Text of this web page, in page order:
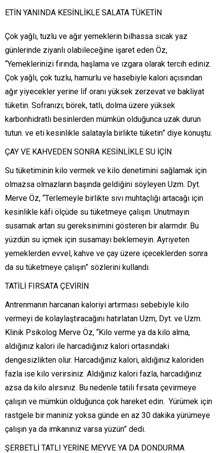
ETİN YANINDA KESİNLİKLE SALATA TÜKETİN
Çok yağlı, tuzlu ve ağır yemeklerin bilhassa sıcak yaz
günlerinde ziyanlı olabileceğine işaret eden Öz,
“Yemeklerinizi fırında, haşlama ve ızgara olarak tercih ediniz.
Çok yağlı, çok tuzlu, hamurlu ve hasebiyle kalori açısından
ağır yiyecekler yerine lif oranı yüksek zerzevat ve bakliyat
tüketin. Sofranızı; börek, tatlı, dolma üzere yüksek
karbonhidratlı besinlerden mümkün olduğunca uzak durun
tutun. ve eti kesinlikle salatayla birlikte tüketin” diye konuştu.
ÇAY VE KAHVEDEN SONRA KESİNLİKLE SU İÇİN
Su tüketiminin kilo vermek ve kilo denetimini sağlamak için
olmazsa olmazların başında geldiğini söyleyen Uzm. Dyt.
Merve Öz, “Terlemeyle birlikte sıvı muhtaçlığı artacağı için
kesinlikle kâfi ölçüde su tüketmeye çalışın. Unutmayın
susamak artan su gereksinimini gösteren bir alarmdır. Bu
yüzdün su içmek için susamayı beklemeyin. Ayrıyeten
yemeklerden evvel, kahve ve çay üzere içeceklerden sonra
da su tüketmeye çalışın” sözlerini kullandı.
TATİLİ FIRSATA ÇEVİRİN
Antrenmanın harcanan kaloriyi artırması sebebiyle kilo
vermeyi de kolaylaştıracağını hatırlatan Uzm, Dyt. ve Uzm.
Klinik Psikolog Merve Öz, “Kilo verme ya da kilo alma,
aldığınız kalori ile harcadığınız kalori ortasındaki
dengesizlikten olur. Harcadığınız kalori, aldığınız kaloriden
fazla ise kilo verirsiniz. Aldığınız kalori fazla, harcadığınız
azsa da kilo alırsınız. Bu nedenle tatili fırsata çevirmeye
çalışın ve mümkün olduğunca çok hareket edin. Yürümek için
rastgele bir maniniz yoksa günde en az 30 dakika yürümeye
çalışın ya da imkanınız varsa yüzün” dedi.
ŞERBETLİ TATLI YERİNE MEYVE YA DA DONDURMA